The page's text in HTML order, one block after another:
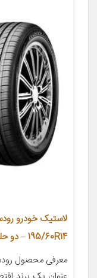
195/60R14 – دو حلقه
معرفی محصول